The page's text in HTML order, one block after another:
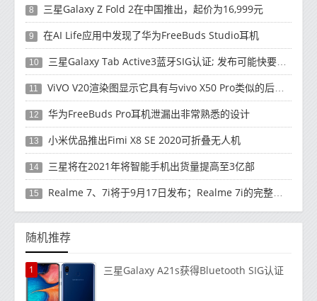
8 三星Galaxy Z Fold 2在中国推出，起价为16,999元
9 在AI Life应用中发现了华为FreeBuds Studio耳机
10 三星Galaxy Tab Active3蓝牙SIG认证; 发布可能快要结束了
11 ViVO V20渲染图显示它具有与vivo X50 Pro类似的后部设计
12 华为FreeBuds Pro耳机泄漏出非常熟悉的设计
13 小米优品推出Fimi X8 SE 2020可折叠无人机
14 三星将在2021年将智能手机出货量提高至3亿部
15 Realme 7、7i将于9月17日发布；Realme 7i的完整规格并导致泄漏
随机推荐
1 三星Galaxy A21s获得Bluetooth SIG认证